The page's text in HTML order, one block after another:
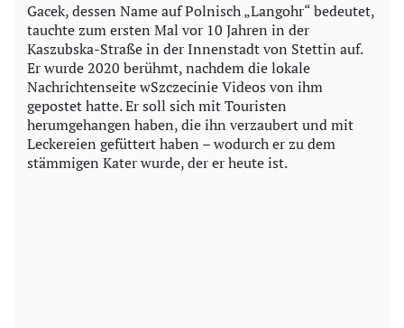
Gacek, dessen Name auf Polnisch „Langohr“ bedeutet,
tauchte zum ersten Mal vor 10 Jahren in der
Kaszubska-Straße in der Innenstadt von Stettin auf.
Er wurde 2020 berühmt, nachdem die lokale
Nachrichtenseite wSzczecinie Videos von ihm
gepostet hatte. Er soll sich mit Touristen
herumgehangen haben, die ihn verzaubert und mit
Leckereien gefüttert haben – wodurch er zu dem
stämmigen Kater wurde, der er heute ist.